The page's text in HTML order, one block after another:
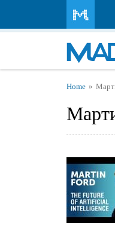
You
Home